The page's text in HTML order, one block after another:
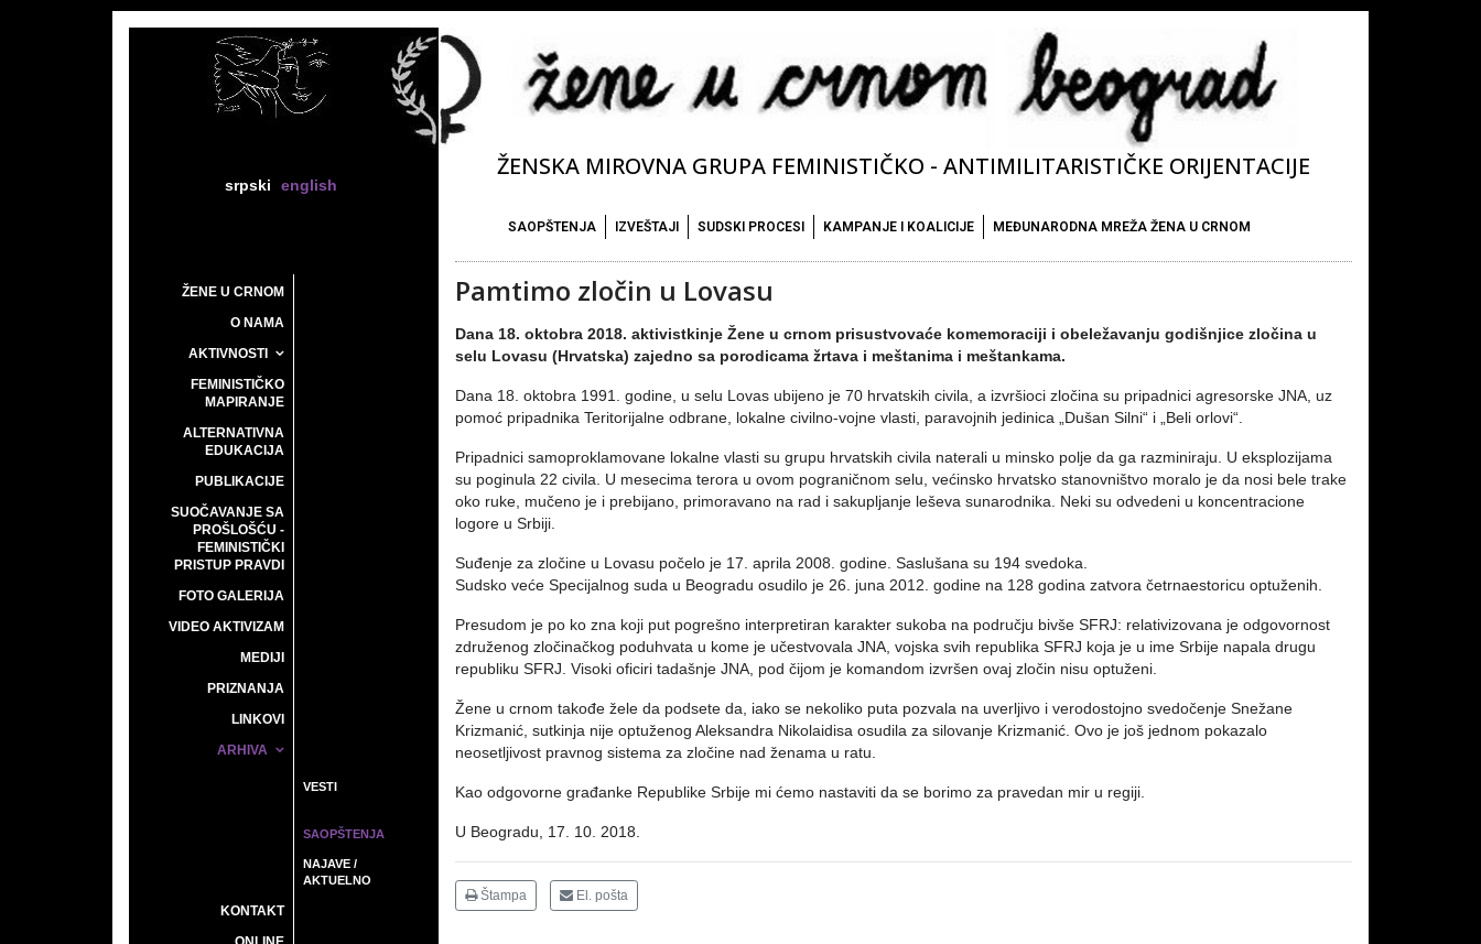
srpski english
ŽENSKA MIROVNA GRUPA FEMINISTIČKO - ANTIMILITARISTIČKE ORIJENTACIJE
SAOPŠTENJA IZVEŠTAJI SUDSKI PROCESI KAMPANJE I KOALICIJE MEĐUNARODNA MREŽA ŽENA U CRNOM
ŽENE U CRNOM
O NAMA
AKTIVNOSTI
FEMINISTIČKO
MAPIRANJE
ALTERNATIVNA
EDUKACIJA
PUBLIKACIJE
SUOČAVANJE SA
PROŠLOŠĆU -
FEMINISTIČKI
PRISTUP PRAVDI
FOTO GALERIJA
VIDEO AKTIVIZAM
MEDIJI
PRIZNANJA
LINKOVI
ARHIVA
VESTI
SAOPŠTENJA
NAJAVE /
AKTUELNO
KONTAKT
Pamtimo zločin u Lovasu
Dana 18. oktobra 2018. aktivistkinje Žene u crnom prisustvovaće komemoraciji i obeležavanju godišnjice zločina u
selu Lovasu (Hrvatska) zajedno sa porodicama žrtava i meštanima i meštankama.
Dana 18. oktobra 1991. godine, u selu Lovas ubijeno je 70 hrvatskih civila, a izvršioci zločina su pripadnici agresorske JNA, uz
pomoć pripadnika Teritorijalne odbrane, lokalne civilno-vojne vlasti, paravojnih jedinica „Dušan Silni“ i „Beli orlovi“.
Pripadnici samoproklamovane lokalne vlasti su grupu hrvatskih civila naterali u minsko polje da ga razminiraju. U eksplozijama
su poginula 22 civila. U mesecima terora u ovom pograničnom selu, većinsko hrvatsko stanovništvo moralo je da nosi bele trake
oko ruke, mučeno je i prebijano, primoravano na rad i sakupljanje leševa sunarodnika. Neki su odvedeni u koncentracione
logore u Srbiji.
Suđenje za zločine u Lovasu počelo je 17. aprila 2008. godine. Saslušana su 194 svedoka.
Sudsko veće Specijalnog suda u Beogradu osudilo je 26. juna 2012. godine na 128 godina zatvora četrnaestoricu optuženih.
Presudom je po ko zna koji put pogrešno interpretiran karakter sukoba na području bivše SFRJ: relativizovana je odgovornost
združenog zločinačkog poduhvata u kome je učestvovala JNA, vojska svih republika SFRJ koja je u ime Srbije napala drugu
republiku SFRJ. Visoki oficiri tadašnje JNA, pod čijom je komandom izvršen ovaj zločin nisu optuženi.
Žene u crnom takođe žele da podsete da, iako se nekoliko puta pozvala na uverljivo i verodostojno svedočenje Snežane
Krizmanić, sutkinja nije optuženog Aleksandra Nikolaidisa osudila za silovanje Krizmanić. Ovo je još jednom pokazalo
neosetljivost pravnog sistema za zločine nad ženama u ratu.
Kao odgovorne građanke Republike Srbije mi ćemo nastaviti da se borimo za pravedan mir u regiji.
U Beogradu, 17. 10. 2018.
Štampa El. pošta